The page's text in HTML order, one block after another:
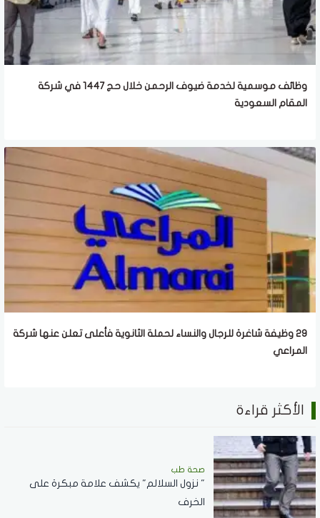
وظائف موسمية لخدمة ضيوف الرحمن خلال حج 1447 في شركة
المقام السعودية
29 وظيفة شاغرة للرجال والنساء لحملة الثانوية فأعلى تعلن عنها شركة
المراعي
الأكثر قراءة
صحة طب
" نزول السلالم" يكشف علامة مبكرة على
الخرف